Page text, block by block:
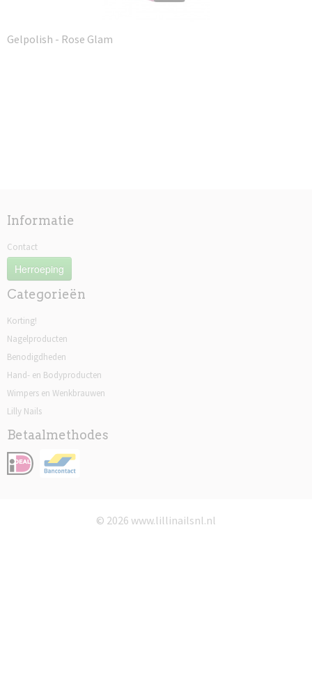
Gelpolish - Rose Glam
Informatie
Contact
Herroeping
Categorieën
Korting!
Nagelproducten
Benodigdheden
Hand- en Bodyproducten
Wimpers en Wenkbrauwen
Lilly Nails
Betaalmethodes
© 2026 www.lillinailsnl.nl